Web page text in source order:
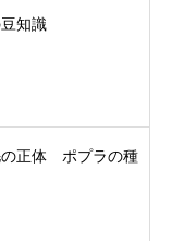
知識
の正体 ポプラの種